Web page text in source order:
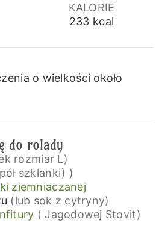
KALORIE
233 kcal
o wielkości około
do rolady
rozmiar L)
szklanki) )
ziemniaczanej
(lub sok z cytryny)
( Jagodowej Stovit)